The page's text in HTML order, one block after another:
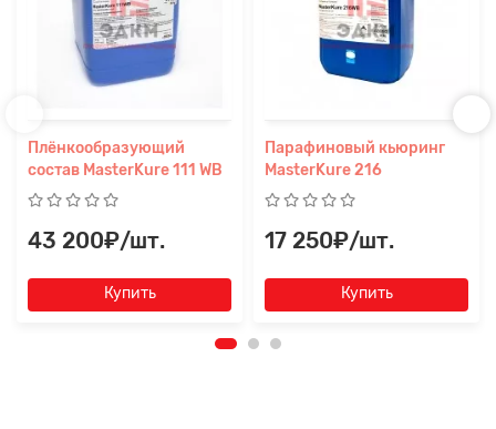
Плёнкообразующий
состав MasterKure 111 WB
43 200₽/шт.
Купить
Парафиновый кьюринг
MasterKure 216
17 250₽/шт.
Купить